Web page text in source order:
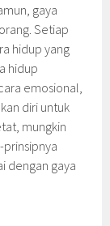
gaya
Setiap
hidup yang
hidup
emosional,
diri untuk
mungkin
dengan gaya